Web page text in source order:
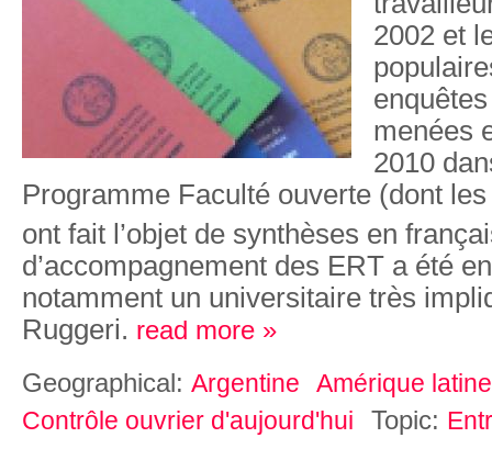
2002 et
menées
2010
Programme Faculté ouverte (dont
ont fait l’objet de synthèses en
d’accompagnement des ERT a été
notamment un universitaire très
Ruggeri. read more »
Geographical: Argentine
Amérique latine
Contrôle ouvrier d'aujourd'hui
Topic: